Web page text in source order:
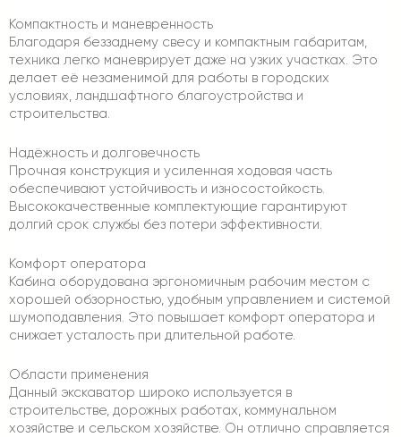
Компактность и маневренность
Благодаря беззаднему свесу и компактным габаритам,
техника легко маневрирует даже на узких участках. Это
делает её незаменимой для работы в городских
условиях, ландшафтного благоустройства и
строительства.
Надёжность и долговечность
Прочная конструкция и усиленная ходовая часть
обеспечивают устойчивость и износостойкость.
Высококачественные комплектующие гарантируют
долгий срок службы без потери эффективности.
Комфорт оператора
Кабина оборудована эргономичным рабочим местом с
хорошей обзорностью, удобным управлением и системой
шумоподавления. Это повышает комфорт оператора и
снижает усталость при длительной работе.
Области применения
Данный экскаватор широко используется в
строительстве, дорожных работах, коммунальном
хозяйстве и сельском хозяйстве. Он отлично справляется